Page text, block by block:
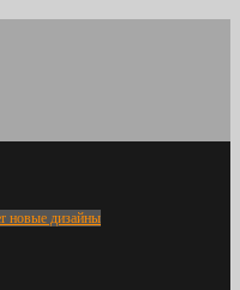
новые дизайны